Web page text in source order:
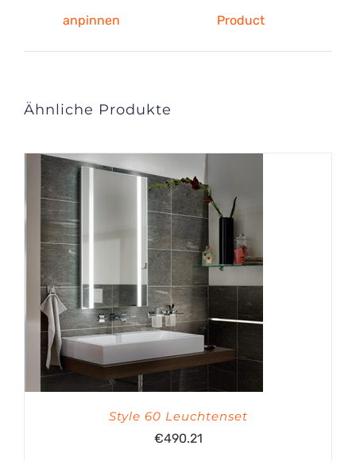
anpinnen
Product
Ähnliche Produkte
Style 60 Leuchtenset
€490.21